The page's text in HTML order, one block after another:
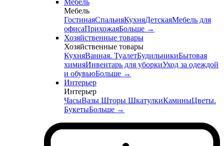
Мебель
Мебель
ГостинаяСпальняКухняДетскаяМебель для
офисаПрихожаяБольше →
Хозяйственные товары
Хозяйственные товары
КухняВанная. ТуалетБудильникиБытовая
химияИнвентарь для уборкиУход за одеждой
и обувьюБольше →
Интерьер
Интерьер
ЧасыВазы Шторы ШкатулкиКаминыЦветы.
БукетыБольше →